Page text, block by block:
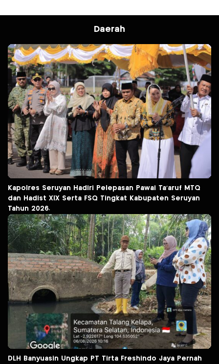
Daerah
Kapolres Seruyan Hadiri Pelepasan Pawai Ta’aruf MTQ
dan Hadist XlX Serta FSQ Tingkat Kabupaten Seruyan
Tahun 2026.
DLH Banyuasin Ungkap PT Tirta Freshindo Jaya Pernah